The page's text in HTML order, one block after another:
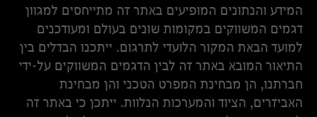
המידע והנתונים המופיעים באתר זה מתייחסים למגוון
דגמים המשווקים במקומות שונים בעולם ומעודכנים
למועד הבאת המקור הלועדי לתרגום. ייתכנו הבדלים בין
התיאור המובא באתר זה לבין הדגמים המשווקים על-ידי
חברתנו, הן מבחינת המפרט הטכני והן מבחינת
האביזרים, הציוד והמערכות הנלוות. ייתכן כי באתר זה